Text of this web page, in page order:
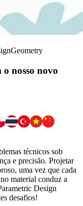
Geometry
nosso novo
técnicos sob
e precisão. Projetar
uma vez que cada
material conduz a
Design
desafios!